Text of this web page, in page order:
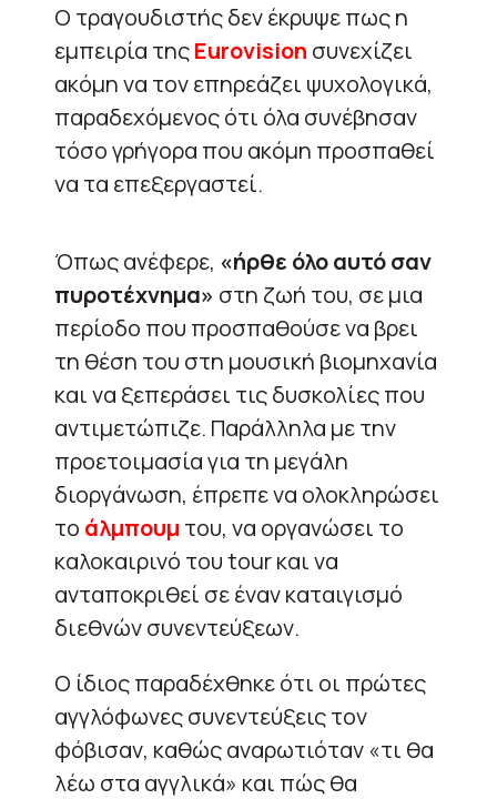
Ο τραγουδιστής δεν έκρυψε πως η
εμπειρία τηςEurovision συνεχίζει
ακόμη να τον επηρεάζει ψυχολογικά,
παραδεχόμενος ότι όλα συνέβησαν
τόσο γρήγορα που ακόμη προσπαθεί
να τα επεξεργαστεί.
Όπως ανέφερε, «ήρθε όλο αυτό σαν
πυροτέχνημα» στη ζωή του, σε μια
περίοδο που προσπαθούσε να βρει
τη θέση του στη μουσική βιομηχανία
και να ξεπεράσει τις δυσκολίες που
αντιμετώπιζε. Παράλληλα με την
προετοιμασία για τη μεγάλη
διοργάνωση, έπρεπε να ολοκληρώσει
το άλμπουμ του, να οργανώσει το
καλοκαιρινό του tour και να
ανταποκριθεί σε έναν καταιγισμό
διεθνών συνεντεύξεων.
Ο ίδιος παραδέχθηκε ότι οι πρώτες
αγγλόφωνες συνεντεύξεις τον
φόβισαν, καθώς αναρωτιόταν «τι θα
λέω στα αγγλικά» και πώς θα